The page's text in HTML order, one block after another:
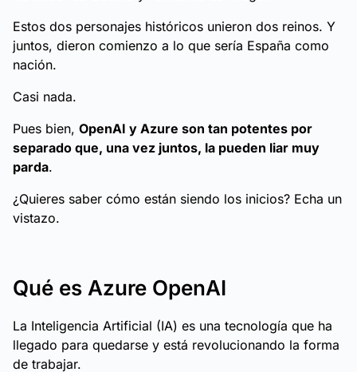
Estos dos personajes históricos unieron dos reinos. Y
juntos, dieron comienzo a lo que sería España como
nación.
Casi nada.
Pues bien, OpenAI y Azure son tan potentes por
separado que, una vez juntos, la pueden liar muy
parda.
¿Quieres saber cómo están siendo los inicios? Echa un
vistazo.
Qué es Azure OpenAI
La Inteligencia Artificial (IA) es una tecnología que ha
llegado para quedarse y está revolucionando la forma
de trabajar.